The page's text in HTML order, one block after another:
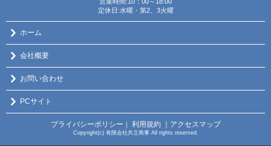
定休日:水曜・第2、3火曜
ホーム
会社概要
お問い合わせ
PCサイト
プライバシーポリシー ｜ 利用規約 ｜アクセスマップ
Copyright(c) 有限会社共立商事 All rights reserved.